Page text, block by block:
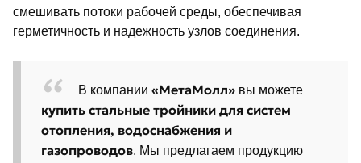
смешивать потоки рабочей среды, обеспечивая
герметичность и надежность узлов соединения.
В компании «МетаМолл» вы можете
купить стальные тройники для систем
отопления, водоснабжения и
газопроводов. Мы предлагаем продукцию